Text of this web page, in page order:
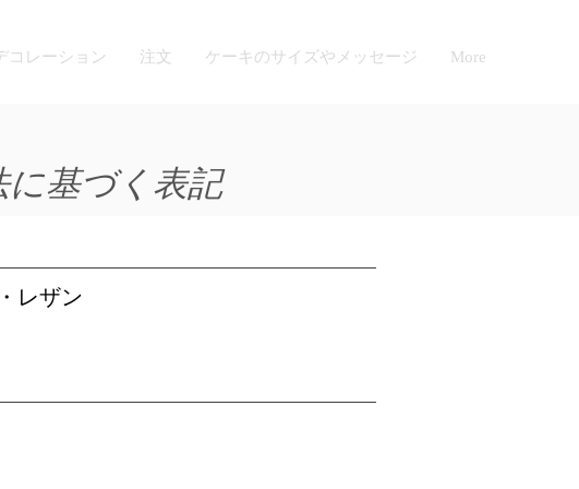
コレーション 注文 ケーキのサイズやメッセージ More
基づく表記
レザン